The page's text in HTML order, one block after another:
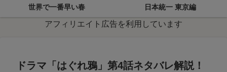
世界で一番早い春 日本統一 東京編
アフィリエイト広告を利用しています
ドラマ「はぐれ鴉」第4話ネタバレ解説！